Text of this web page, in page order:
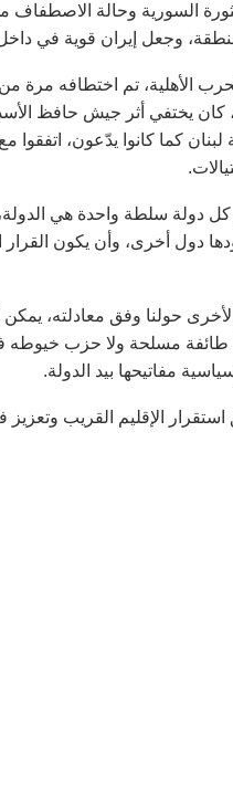
السورية وحالة
المنطقة، وجعل إيران قوية
الأهلية، تم اختطافه
كان يختفي أثر جيش حافظ
كما كانوا يدّعون،
كل دولة سلطة واحدة هي
دول أخرى، وأن يكون
حولنا وفق معادلته،
طائفة مسلحة ولا حزب
مفاتيحها بيد الدولة.
استقرار الإقليم القريب